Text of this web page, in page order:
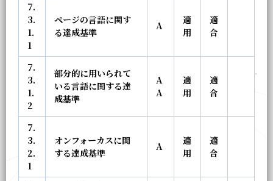
7.
3.
1.
1
ページの言語に関す
る達成基準
A
適
用
適
合
7.
3.
1.
2
部分的に用いられて
いる言語に関する達
成基準
A
A
適
用
適
合
7.
3.
2.
1
オンフォーカスに関
する達成基準
A
適
用
適
合